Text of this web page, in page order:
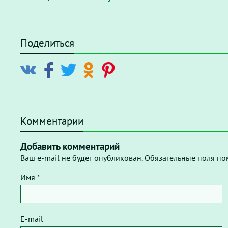
Поделиться
Комментарии
Добавить комментарий
Ваш e-mail не будет опубликован. Обязательные поля
Имя *
E-mail